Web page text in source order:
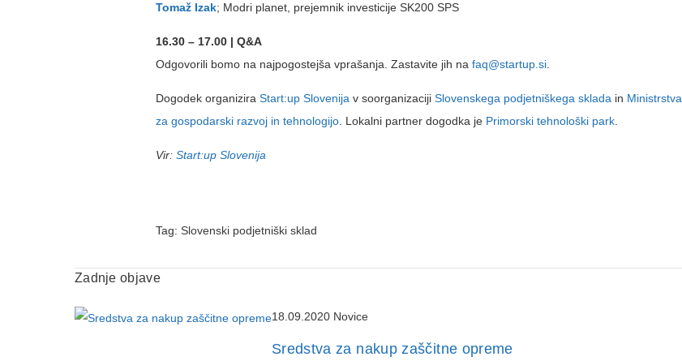
Tomaž Izak; Modri planet, prejemnik investicije SK200 SPS
16.30 – 17.00 | Q&A
Odgovorili bomo na najpogostejša vprašanja. Zastavite jih na faq@startup.si.
Dogodek organizira Start:up Slovenija v soorganizaciji Slovenskega podjetniškega sklada in Ministrstva
za gospodarski razvoj in tehnologijo. Lokalni partner dogodka je Primorski tehnološki park.
Vir: Start:up Slovenija
Tag: Slovenski podjetniški sklad
Zadnje objave
18.09.2020 Novice
Sredstva za nakup zaščitne opreme